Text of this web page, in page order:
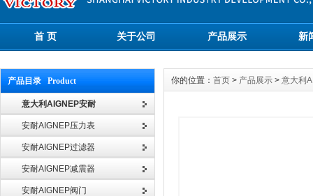
首 页 关于公司 产品展示 新
产品目录 Product
意大利AIGNEP安耐
安耐AIGNEP压力表
安耐AIGNEP过滤器
安耐AIGNEP减震器
安耐AIGNEP阀门
你的位置： 首页 > 产品展示 > 意大利